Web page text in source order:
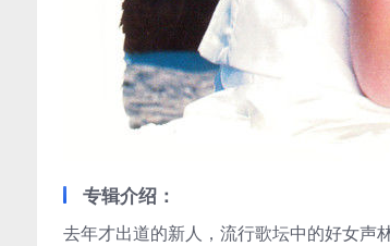
专辑介绍：
去年才出道的新人，流行歌坛中的好女声